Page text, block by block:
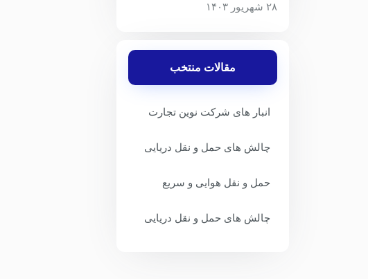
۲۸ شهریور ۱۴۰۳
مقالات منتخب
انبار های شرکت نوین تجارت
چالش های حمل و نقل دریایی
حمل و نقل هوایی و سریع
چالش های حمل و نقل دریایی